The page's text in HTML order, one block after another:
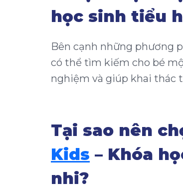
học sinh tiểu
Bên cạnh những phương
có thể tìm kiếm cho bé
nghiệm và giúp khai thác
Tại sao nên
Kids – Khóa
nhi?